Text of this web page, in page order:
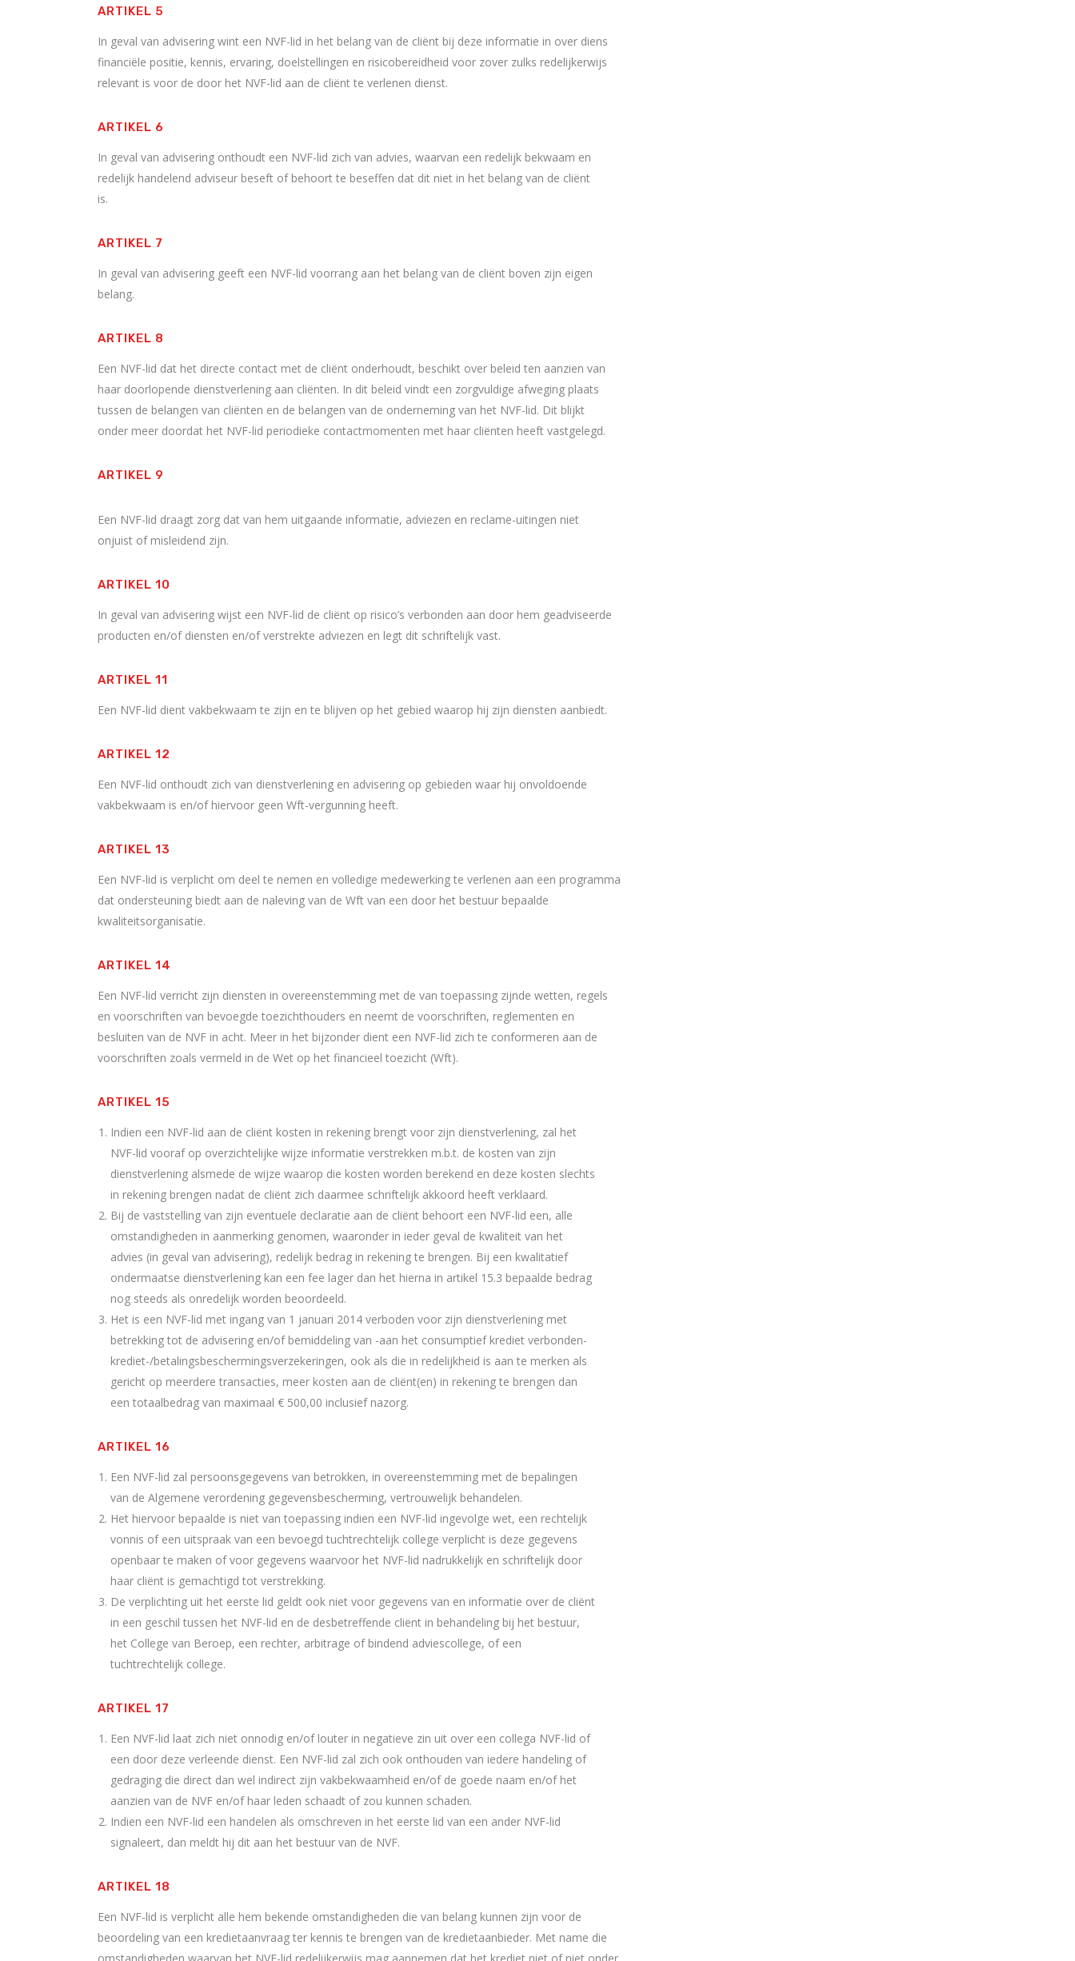
ARTIKEL 5
In geval van advisering wint een NVF-lid in het belang van de cliënt bij deze informatie in over diens
financiële positie, kennis, ervaring, doelstellingen en risicobereidheid voor zover zulks redelijkerwijs
relevant is voor de door het NVF-lid aan de cliënt te verlenen dienst.
ARTIKEL 6
In geval van advisering onthoudt een NVF-lid zich van advies, waarvan een redelijk bekwaam en
redelijk handelend adviseur beseft of behoort te beseffen dat dit niet in het belang van de cliënt
is.
ARTIKEL 7
In geval van advisering geeft een NVF-lid voorrang aan het belang van de cliënt boven zijn eigen
belang.
ARTIKEL 8
Een NVF-lid dat het directe contact met de cliënt onderhoudt, beschikt over beleid ten aanzien van
haar doorlopende dienstverlening aan cliënten. In dit beleid vindt een zorgvuldige afweging plaats
tussen de belangen van cliënten en de belangen van de onderneming van het NVF-lid. Dit blijkt
onder meer doordat het NVF-lid periodieke contactmomenten met haar cliënten heeft vastgelegd.
ARTIKEL 9
Een NVF-lid draagt zorg dat van hem uitgaande informatie, adviezen en reclame-uitingen niet
onjuist of misleidend zijn.
ARTIKEL 10
In geval van advisering wijst een NVF-lid de cliënt op risico’s verbonden aan door hem geadviseerde
producten en/of diensten en/of verstrekte adviezen en legt dit schriftelijk vast.
ARTIKEL 11
Een NVF-lid dient vakbekwaam te zijn en te blijven op het gebied waarop hij zijn diensten aanbiedt.
ARTIKEL 12
Een NVF-lid onthoudt zich van dienstverlening en advisering op gebieden waar hij onvoldoende
vakbekwaam is en/of hiervoor geen Wft-vergunning heeft.
ARTIKEL 13
Een NVF-lid is verplicht om deel te nemen en volledige medewerking te verlenen aan een programma
dat ondersteuning biedt aan de naleving van de Wft van een door het bestuur bepaalde
kwaliteitsorganisatie.
ARTIKEL 14
Een NVF-lid verricht zijn diensten in overeenstemming met de van toepassing zijnde wetten, regels
en voorschriften van bevoegde toezichthouders en neemt de voorschriften, reglementen en
besluiten van de NVF in acht. Meer in het bijzonder dient een NVF-lid zich te conformeren aan de
voorschriften zoals vermeld in de Wet op het financieel toezicht (Wft).
ARTIKEL 15
Indien een NVF-lid aan de cliënt kosten in rekening brengt voor zijn dienstverlening, zal het
NVF-lid vooraf op overzichtelijke wijze informatie verstrekken m.b.t. de kosten van zijn
dienstverlening alsmede de wijze waarop die kosten worden berekend en deze kosten slechts
in rekening brengen nadat de cliënt zich daarmee schriftelijk akkoord heeft verklaard.
Bij de vaststelling van zijn eventuele declaratie aan de cliënt behoort een NVF-lid een, alle
omstandigheden in aanmerking genomen, waaronder in ieder geval de kwaliteit van het
advies (in geval van advisering), redelijk bedrag in rekening te brengen. Bij een kwalitatief
ondermaatse dienstverlening kan een fee lager dan het hierna in artikel 15.3 bepaalde bedrag
nog steeds als onredelijk worden beoordeeld.
Het is een NVF-lid met ingang van 1 januari 2014 verboden voor zijn dienstverlening met
betrekking tot de advisering en/of bemiddeling van -aan het consumptief krediet verbonden-
krediet-/betalingsbeschermingsverzekeringen, ook als die in redelijkheid is aan te merken als
gericht op meerdere transacties, meer kosten aan de cliënt(en) in rekening te brengen dan
een totaalbedrag van maximaal € 500,00 inclusief nazorg.
ARTIKEL 16
Een NVF-lid zal persoonsgegevens van betrokken, in overeenstemming met de bepalingen
van de Algemene verordening gegevensbescherming, vertrouwelijk behandelen.
Het hiervoor bepaalde is niet van toepassing indien een NVF-lid ingevolge wet, een rechtelijk
vonnis of een uitspraak van een bevoegd tuchtrechtelijk college verplicht is deze gegevens
openbaar te maken of voor gegevens waarvoor het NVF-lid nadrukkelijk en schriftelijk door
haar cliënt is gemachtigd tot verstrekking.
De verplichting uit het eerste lid geldt ook niet voor gegevens van en informatie over de cliënt
in een geschil tussen het NVF-lid en de desbetreffende cliënt in behandeling bij het bestuur,
het College van Beroep, een rechter, arbitrage of bindend adviescollege, of een
tuchtrechtelijk college.
ARTIKEL 17
Een NVF-lid laat zich niet onnodig en/of louter in negatieve zin uit over een collega NVF-lid of
een door deze verleende dienst. Een NVF-lid zal zich ook onthouden van iedere handeling of
gedraging die direct dan wel indirect zijn vakbekwaamheid en/of de goede naam en/of het
aanzien van de NVF en/of haar leden schaadt of zou kunnen schaden.
Indien een NVF-lid een handelen als omschreven in het eerste lid van een ander NVF-lid
signaleert, dan meldt hij dit aan het bestuur van de NVF.
ARTIKEL 18
Een NVF-lid is verplicht alle hem bekende omstandigheden die van belang kunnen zijn voor de
beoordeling van een kredietaanvraag ter kennis te brengen van de kredietaanbieder. Met name die